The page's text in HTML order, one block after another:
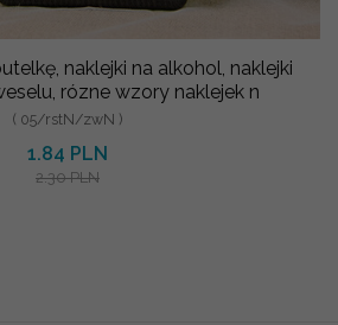
naklejki na alkohol, naklejki
rózne wzory naklejek n
( 05/rstN/zwN )
1.84 PLN
2.30 PLN